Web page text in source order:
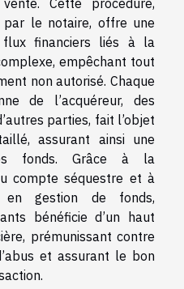
Cette procédure,
par le notaire, offre une
financiers liés à la
empêchant tout
non autorisé. Chaque
de l’acquéreur, des
parties, fait l’objet
assurant ainsi une
fonds. Grâce à la
compte séquestre et à
en gestion de fonds,
bénéficie d’un haut
prémunissant contre
et assurant le bon